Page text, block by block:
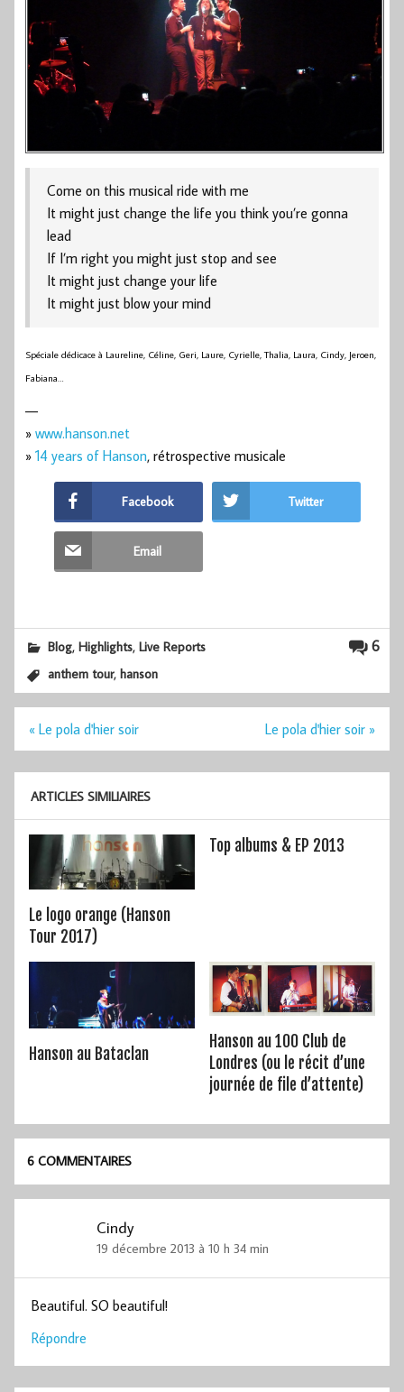
Come on this musical ride with me
It might just change the life you think you’re gonna
lead
If I’m right you might just stop and see
It might just change your life
It might just blow your mind
Spéciale dédicace à Laureline, Céline, Geri, Laure, Cyrielle, Thalia, Laura, Cindy, Jeroen,
Fabiana…
—
» www.hanson.net
» 14 years of Hanson, rétrospective musicale
Facebook Twitter
Email
6
Blog,Highlights,Live Reports
anthem tour,hanson
Navigation
« Le pola d'hier soir Le pola d'hier soir »
ARTICLES SIMILIAIRES
Le logo orange (Hanson
Tour 2017)
Top albums & EP 2013
Hanson au Bataclan
Hanson au 100 Club de
Londres (ou le récit d’une
journée de file d’attente)
6 COMMENTAIRES
Cindy
19 décembre 2013 à 10 h 34 min
Beautiful. SO beautiful!
Répondre